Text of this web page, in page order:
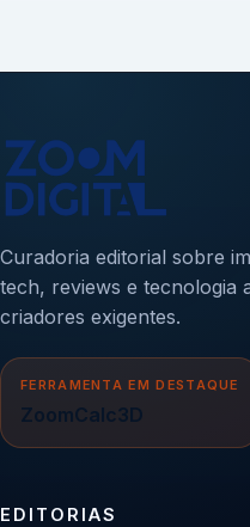
Curadoria editorial sobre
tech, reviews e tecnologia
criadores exigentes.
FERRAMENTA EM DESTAQUE
ZoomCalc3D
EDITORIAS